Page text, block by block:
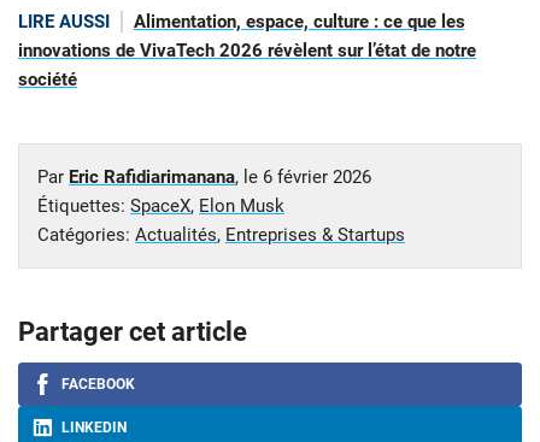
LIRE AUSSI
Alimentation, espace, culture : ce que les
innovations de VivaTech 2026 révèlent sur l’état de notre
société
Par Eric Rafidiarimanana, le 6 février 2026
Étiquettes: SpaceX, Elon Musk
Catégories: Actualités, Entreprises & Startups
Partager cet article
FACEBOOK
LINKEDIN